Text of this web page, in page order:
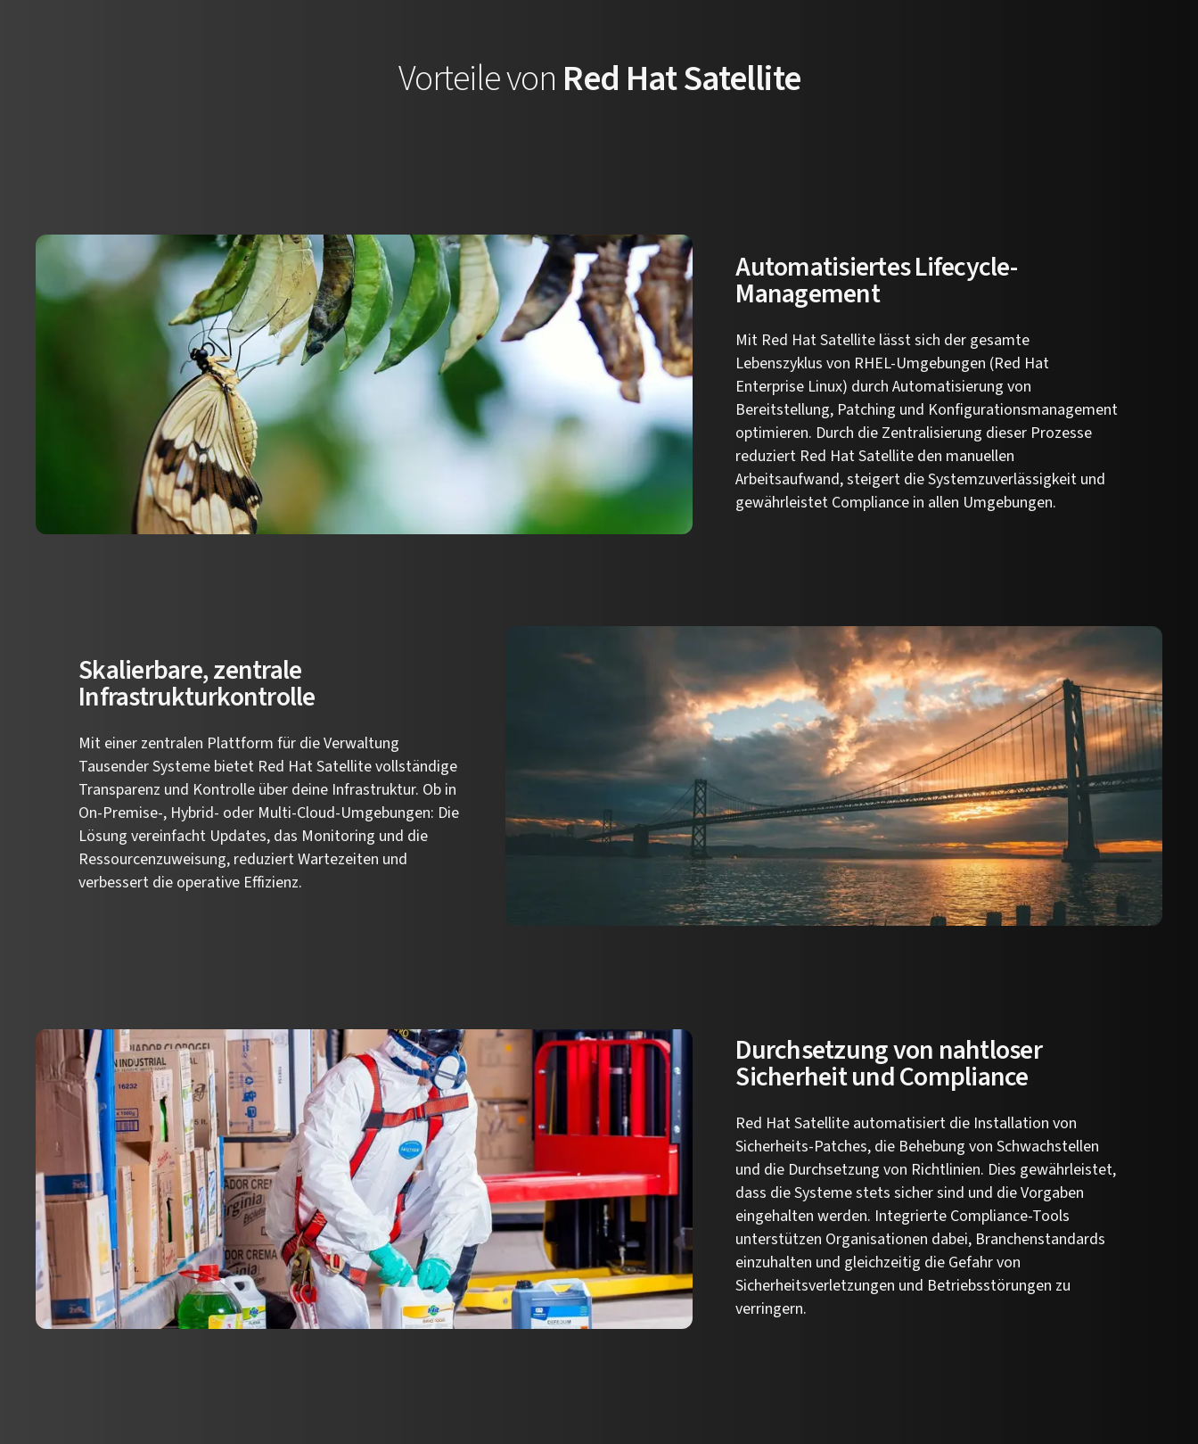
Vorteile von Red Hat Satellite
Automatisiertes Lifecycle-
Management
Mit Red Hat Satellite lässt sich der gesamte
Lebenszyklus von RHEL-Umgebungen (Red Hat
Enterprise Linux) durch Automatisierung von
Bereitstellung, Patching und Konfigurationsmanagement
optimieren. Durch die Zentralisierung dieser Prozesse
reduziert Red Hat Satellite den manuellen
Arbeitsaufwand, steigert die Systemzuverlässigkeit und
gewährleistet Compliance in allen Umgebungen.
Skalierbare, zentrale
Infrastrukturkontrolle
Mit einer zentralen Plattform für die Verwaltung
Tausender Systeme bietet Red Hat Satellite vollständige
Transparenz und Kontrolle über deine Infrastruktur. Ob in
On-Premise-, Hybrid- oder Multi-Cloud-Umgebungen: Die
Lösung vereinfacht Updates, das Monitoring und die
Ressourcenzuweisung, reduziert Wartezeiten und
verbessert die operative Effizienz.
Durchsetzung von nahtloser
Sicherheit und Compliance
Red Hat Satellite automatisiert die Installation von
Sicherheits-Patches, die Behebung von Schwachstellen
und die Durchsetzung von Richtlinien. Dies gewährleistet,
dass die Systeme stets sicher sind und die Vorgaben
eingehalten werden. Integrierte Compliance-Tools
unterstützen Organisationen dabei, Branchenstandards
einzuhalten und gleichzeitig die Gefahr von
Sicherheitsverletzungen und Betriebsstörungen zu
verringern.